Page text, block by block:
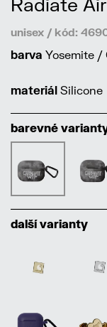
unisex / kód:
barva Yosemite /
materiál Silicone
barevné
další varianty